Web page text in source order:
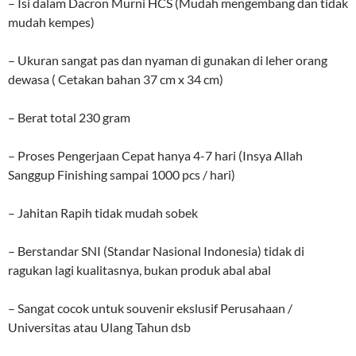
mudah kempes)
– Ukuran sangat pas dan nyaman di gunakan di leher orang
dewasa ( Cetakan bahan 37 cm x 34 cm)
– Berat total 230 gram
– Proses Pengerjaan Cepat hanya 4-7 hari (Insya Allah
Sanggup Finishing sampai 1000 pcs / hari)
– Jahitan Rapih tidak mudah sobek
– Berstandar SNI (Standar Nasional Indonesia) tidak di
ragukan lagi kualitasnya, bukan produk abal abal
– Sangat cocok untuk souvenir ekslusif Perusahaan /
Universitas atau Ulang Tahun dsb